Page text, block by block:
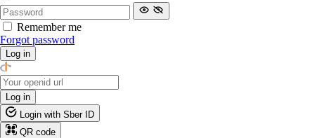
Remember me
Forgot password
Log in
Log in
Login with Sber ID
QR code